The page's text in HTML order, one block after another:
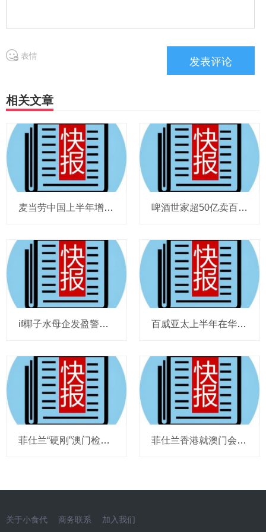
表情
相关文章
麦当劳中国上半年增至8114家，达能CEO称现阶段更具进攻性，“小酒馆”海伦司盈警，现代牧业完成收购中国圣牧股权，茶颜悦色合肥首店开业 啤酒世家超50亿卖百威集团股份，宗庆后之子任新公司董事长，FIVE GUYS明年重点加密北京，三只松鼠华南总部入驻佛山，达能完成阿根廷合资
if椰子水母企发盈警，星巴克回应“伙伴券取消”传闻，沃尔玛社区店将开进广州，袁记食品更新招股书，投资超5亿的安徽东鹏饮料项目投产 百威亚太上半年在华量跌价升，东鹏饮料上半年收入近125亿，热浪让梦龙冰淇淋欧洲大卖，徐福记发拼多多店铺说明，泸溪河桃酥再次上架山姆
菲仕兰“硬刚”澳门检测，泸溪河“硬刚”吃出金属牙冠说法，亿滋上调营收指引，茶颜悦色拟进驻广州，达能提议任命威立雅高层为新独董 菲仕兰香港就澳门会面发声明，荷美尔宣布新CEO任命，LV首次回应茉莉奶白案，农夫山泉遭猜测要进入韩国市场，中国飞鹤拟收购土地使用权
关于小食代 商务联系 加入我们